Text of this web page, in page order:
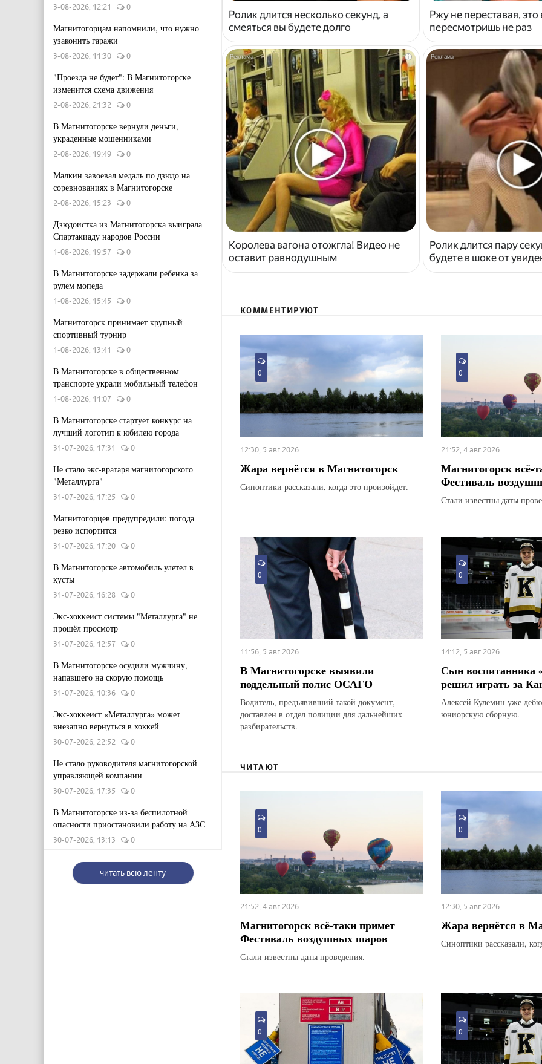
3-08-2026, 12:21 0
Магнитогорцам напомнили, что нужно
узаконить гаражи
3-08-2026, 11:30 0
"Проезда не будет": В Магнитогорске
изменится схема движения
2-08-2026, 21:32 0
В Магнитогорске вернули деньги,
украденные мошенниками
2-08-2026, 19:49 0
Малкин завоевал медаль по дзюдо на
соревнованиях в Магнитогорске
2-08-2026, 15:23 0
Дзюдоистка из Магнитогорска выиграла
Спартакиаду народов России
1-08-2026, 19:57 0
В Магнитогорске задержали ребенка за
рулем мопеда
1-08-2026, 15:45 0
Магнитогорск принимает крупный
спортивный турнир
1-08-2026, 13:41 0
В Магнитогорске в общественном
транспорте украли мобильный телефон
1-08-2026, 11:07 0
В Магнитогорске стартует конкурс на
лучший логотип к юбилею города
31-07-2026, 17:31 0
Не стало экс-вратаря магнитогорского
"Металлурга"
31-07-2026, 17:25 0
Магнитогорцев предупредили: погода
резко испортится
31-07-2026, 17:20 0
В Магнитогорске автомобиль улетел в
кусты
31-07-2026, 16:28 0
Экс-хоккеист системы "Металлурга" не
прошёл просмотр
31-07-2026, 12:57 0
В Магнитогорске осудили мужчину,
напавшего на скорую помощь
31-07-2026, 10:36 0
Экс-хоккеист «Металлурга» может
внезапно вернуться в хоккей
30-07-2026, 22:52 0
Не стало руководителя магнитогорской
управляющей компании
30-07-2026, 17:35 0
В Магнитогорске из-за беспилотной
опасности приостановили работу на АЗС
30-07-2026, 13:13 0
читать всю ленту
Ролик длится несколько секунд, а
смеяться вы будете долго
Ржу не переставая, это
пересмотришь не раз
i
Королева вагона отожгла! Видео не
оставит равнодушным
Ролик длится пару
будете в шоке от
КОММЕНТИРУЮТ
0
12:30, 5 авг 2026
Жара вернётся в Магнитогорск
Синоптики рассказали, когда это произойдет.
0
21:52, 4 авг 2026
Магнитогорск всё-
Фестиваль
Стали известны даты
0
11:56, 5 авг 2026
В Магнитогорске выявили
поддельный полис ОСАГО
Водитель, предъявивший такой документ,
доставлен в отдел полиции для дальнейших
разбирательств.
0
14:12, 5 авг 2026
Сын воспитанника
решил играть за
Алексей Кулемин уже
юниорскую сборную.
ЧИТАЮТ
0
21:52, 4 авг 2026
Магнитогорск всё-таки примет
Фестиваль воздушных шаров
Стали известны даты проведения.
0
12:30, 5 авг 2026
Жара вернётся в
Синоптики рассказали,
0 0